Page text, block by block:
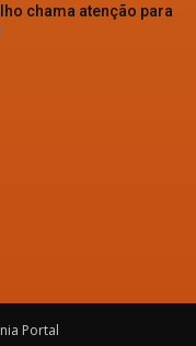
chama atenção para
Portal